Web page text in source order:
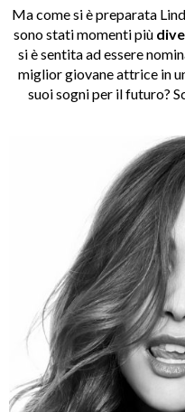
Ma come si è preparata
sono stati momenti più
si è sentita ad essere
miglior giovane attrice in
suoi sogni per il futuro?